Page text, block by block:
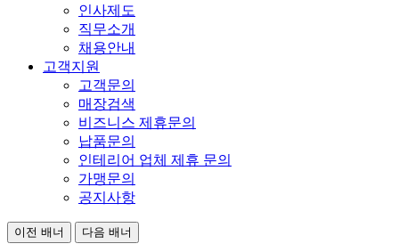
인사제도
직무소개
채용안내
고객지원
고객문의
매장검색
비즈니스 제휴문의
납품문의
인테리어 업체 제휴 문의
가맹문의
공지사항
이전 배너 다음 배너